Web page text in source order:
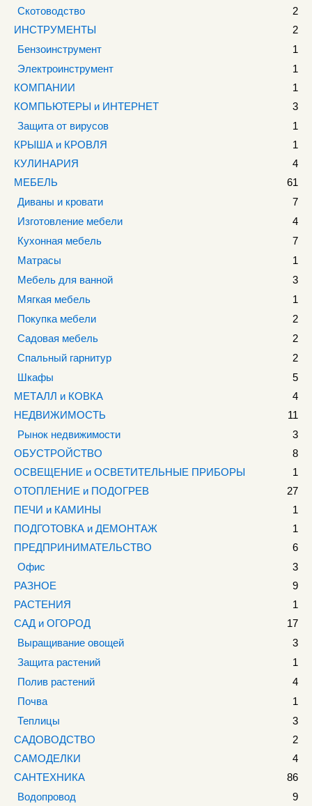
Скотоводство
2
ИНСТРУМЕНТЫ
2
Бензоинструмент
1
Электроинструмент
1
КОМПАНИИ
1
КОМПЬЮТЕРЫ и ИНТЕРНЕТ
3
Защита от вирусов
1
КРЫША и КРОВЛЯ
1
КУЛИНАРИЯ
4
МЕБЕЛЬ
61
Диваны и кровати
7
Изготовление мебели
4
Кухонная мебель
7
Матрасы
1
Мебель для ванной
3
Мягкая мебель
1
Покупка мебели
2
Садовая мебель
2
Спальный гарнитур
2
Шкафы
5
МЕТАЛЛ и КОВКА
4
НЕДВИЖИМОСТЬ
11
Рынок недвижимости
3
ОБУСТРОЙСТВО
8
ОСВЕЩЕНИЕ и ОСВЕТИТЕЛЬНЫЕ ПРИБОРЫ
1
ОТОПЛЕНИЕ и ПОДОГРЕВ
27
ПЕЧИ и КАМИНЫ
1
ПОДГОТОВКА и ДЕМОНТАЖ
1
ПРЕДПРИНИМАТЕЛЬСТВО
6
Офис
3
РАЗНОЕ
9
РАСТЕНИЯ
1
САД и ОГОРОД
17
Выращивание овощей
3
Защита растений
1
Полив растений
4
Почва
1
Теплицы
3
САДОВОДСТВО
2
САМОДЕЛКИ
4
САНТЕХНИКА
86
Водопровод
9